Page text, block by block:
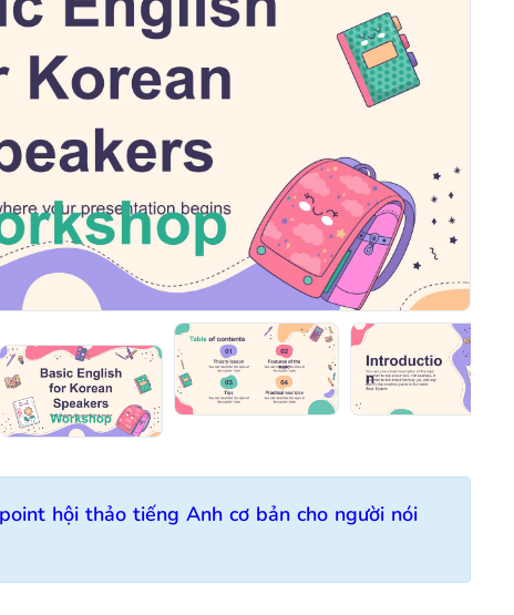
hội thảo tiếng Anh cơ bản cho người nói